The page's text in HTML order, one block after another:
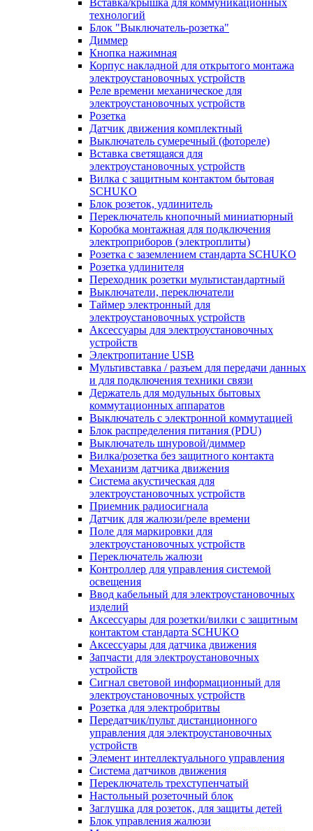
Вставка/крышка для коммуникационных
технологий
Блок "Выключатель-розетка"
Диммер
Кнопка нажимная
Корпус накладной для открытого монтажа
электроустановочных устройств
Реле времени механическое для
электроустановочных устройств
Розетка
Датчик движения комплектный
Выключатель сумеречный (фотореле)
Вставка светящаяся для
электроустановочных устройств
Вилка с защитным контактом бытовая
SCHUKO
Блок розеток, удлинитель
Переключатель кнопочный миниатюрный
Коробка монтажная для подключения
электроприборов (электроплиты)
Розетка с заземлением стандарта SCHUKO
Розетка удлинителя
Переходник розетки мультистандартный
Выключатели, переключатели
Таймер электронный для
электроустановочных устройств
Аксессуары для электроустановочных
устройств
Электропитание USB
Мультивставка / разъем для передачи данных
и для подключения техники связи
Держатель для модульных бытовых
коммутационных аппаратов
Выключатель с электронной коммутацией
Блок распределения питания (PDU)
Выключатель шнуровой/диммер
Вилка/розетка без защитного контакта
Механизм датчика движения
Система акустическая для
электроустановочных устройств
Приемник радиосигнала
Датчик для жалюзи/реле времени
Поле для маркировки для
электроустановочных устройств
Переключатель жалюзи
Контроллер для управления системой
освещения
Ввод кабельный для электроустановочных
изделий
Аксессуары для розетки/вилки с защитным
контактом стандарта SCHUKO
Аксессуары для датчика движения
Запчасти для электроустановочных
устройств
Сигнал световой информационный для
электроустановочных устройств
Розетка для электробритвы
Передатчик/пульт дистанционного
управления для электроустановочных
устройств
Элемент интеллектуального управления
Система датчиков движения
Переключатель трехступенчатый
Настольный розеточный блок
Заглушка для розеток, для защиты детей
Блок управления жалюзи